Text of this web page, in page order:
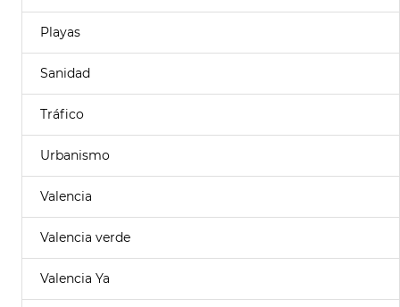
Playas
Sanidad
Tráfico
Urbanismo
Valencia
Valencia verde
Valencia Ya